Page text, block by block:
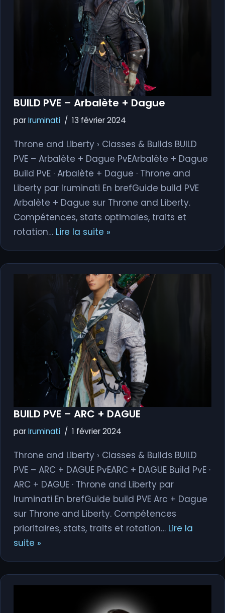
BUILD PVE – Arbalète + Dague
parIruminati 13 février 2024
Throne and Liberty › Classes & Builds BUILD
PVE – Arbalète + Dague PvEArbalète + Dague
Build PvE · Arbalète + Dague · Throne and
Liberty par Iruminati En brefGuide build PVE
Arbalète + Dague sur Throne and Liberty.
Compétences, stats optimales, traits et
rotation… Lire la suite »
BUILD PVE – ARC + DAGUE
parIruminati 1 février 2024
Throne and Liberty › Classes & Builds BUILD
PVE – ARC + DAGUE PvEARC + DAGUE Build PvE ·
ARC + DAGUE · Throne and Liberty par
Iruminati En brefGuide build PVE Arc + Dague
sur Throne and Liberty. Compétences
prioritaires, stats, traits et rotation… Lire la
suite »